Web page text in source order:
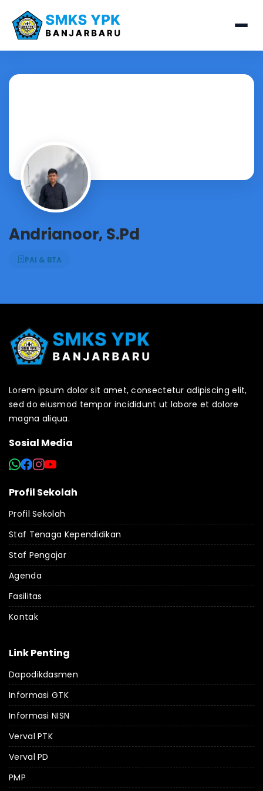
Andrianoor, S.Pd
PAI & BTA
Lorem ipsum dolor sit amet, consectetur adipiscing elit,
sed do eiusmod tempor incididunt ut labore et dolore
magna aliqua.
Sosial Media
Profil Sekolah
Profil Sekolah
Staf Tenaga Kependidikan
Staf Pengajar
Agenda
Fasilitas
Kontak
Link Penting
Dapodikdasmen
Informasi GTK
Informasi NISN
Verval PTK
Verval PD
PMP